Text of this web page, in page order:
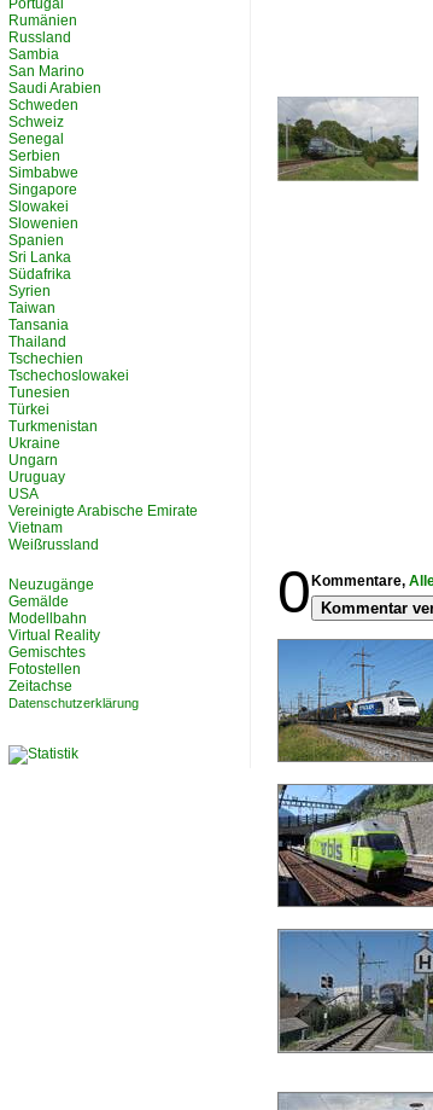
0 Kommentare,
Kommentar
Portugal
Rumänien
Russland
Sambia
San Marino
Saudi Arabien
Schweden
Schweiz
Senegal
Serbien
Simbabwe
Singapore
Slowakei
Slowenien
Spanien
Sri Lanka
Südafrika
Syrien
Taiwan
Tansania
Thailand
Tschechien
Tschechoslowakei
Tunesien
Türkei
Turkmenistan
Ukraine
Ungarn
Uruguay
USA
Vereinigte Arabische Emirate
Vietnam
Weißrussland
Neuzugänge
Gemälde
Modellbahn
Virtual Reality
Gemischtes
Fotostellen
Zeitachse
Datenschutzerklärung